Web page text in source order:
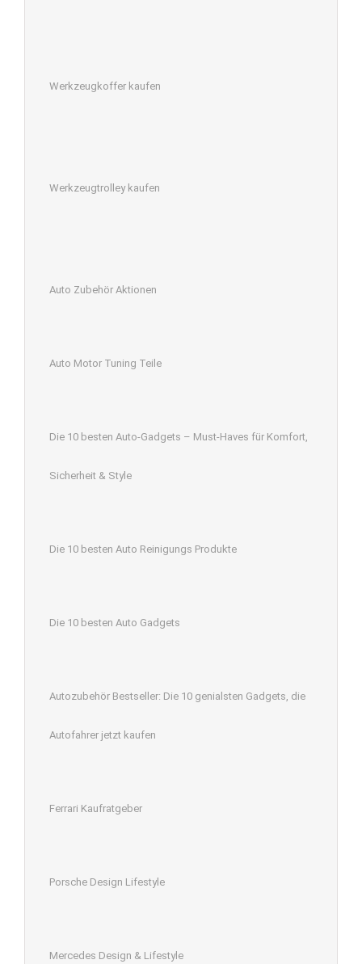
Werkzeugkoffer kaufen
Werkzeugtrolley kaufen
Auto Zubehör Aktionen
Auto Motor Tuning Teile
Die 10 besten Auto-Gadgets – Must-Haves für Komfort,
Sicherheit & Style
Die 10 besten Auto Reinigungs Produkte
Die 10 besten Auto Gadgets
Autozubehör Bestseller: Die 10 genialsten Gadgets, die
Autofahrer jetzt kaufen
Ferrari Kaufratgeber
Porsche Design Lifestyle
Mercedes Design & Lifestyle